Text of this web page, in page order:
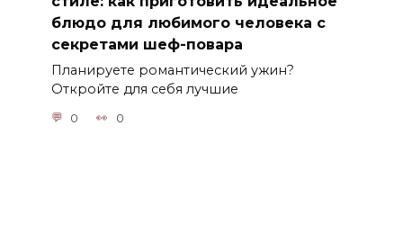
блюдо для любимого человека с
секретами шеф-повара
Планируете романтический ужин?
Откройте для себя лучшие
0 0